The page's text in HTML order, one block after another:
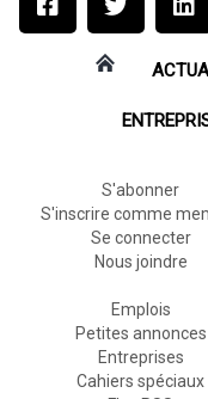
S'abonner
S'inscrire comme
Se connecter
Nous joindre
Emplois
Petites annonces
Entreprises
Cahiers spéciaux